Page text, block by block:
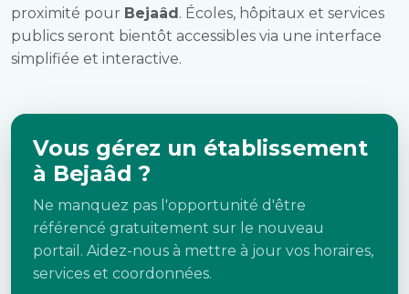
proximité pour Bejaâd. Écoles, hôpitaux et services
publics seront bientôt accessibles via une interface
simplifiée et interactive.
Vous gérez un établissement
à Bejaâd ?
Ne manquez pas l'opportunité d'être
référencé gratuitement sur le nouveau
portail. Aidez-nous à mettre à jour vos horaires,
services et coordonnées.